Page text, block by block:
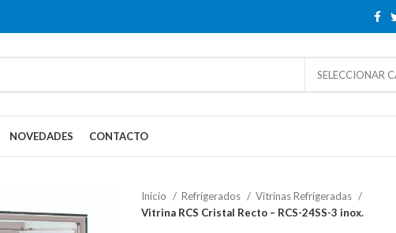
NOVEDADES CONTACTO
Inicio Refrigerados
Vitrinas Refrigeradas
Vitrina RCS Cristal Recto – RCS-24SS-3 inox.